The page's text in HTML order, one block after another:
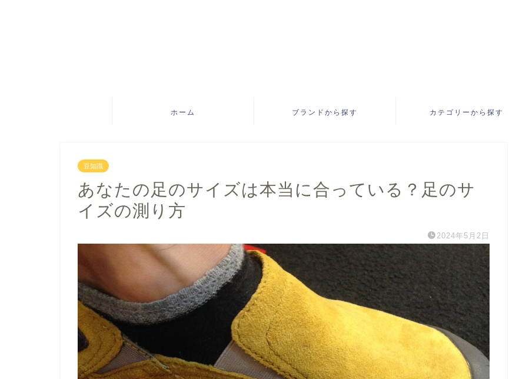
ホーム ブランドから探す カテゴリーから探す
豆知識
あなたの足のサイズは本当に合っている？足のサ
イズの測り方
2024年5月2日